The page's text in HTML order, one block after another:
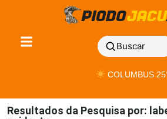
Buscar
COLUMBUS
Resultados da Pesquisa por: